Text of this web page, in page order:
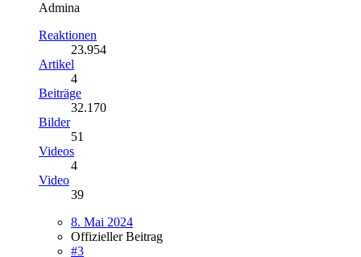
Admina
Reaktionen
23.954
Artikel
4
Beiträge
32.170
Bilder
51
Videos
4
Video
39
8. Mai 2024
Offizieller Beitrag
#3